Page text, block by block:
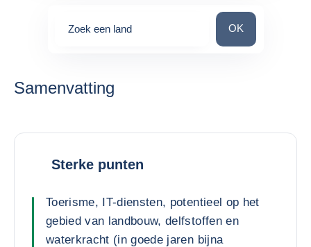
Zoek een land Zoek een land
OK
Samenvatting
Sterke punten
Toerisme, IT-diensten, potentieel op het
gebied van landbouw, delfstoffen en
waterkracht (in goede jaren bijna